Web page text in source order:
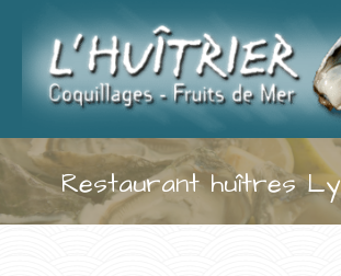
Restaurant huîtres
Vous êtes ici :